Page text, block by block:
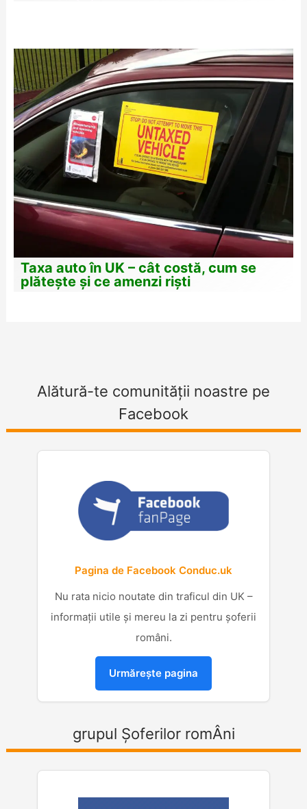
Taxa auto în UK – cât costă, cum se
plătește și ce amenzi riști
Alătură-te comunității noastre pe
Facebook
Pagina de Facebook Conduc.uk
Nu rata nicio noutate din traficul din UK –
informații utile și mereu la zi pentru șoferii
români.
Urmărește pagina
grupul Șoferilor romÂni